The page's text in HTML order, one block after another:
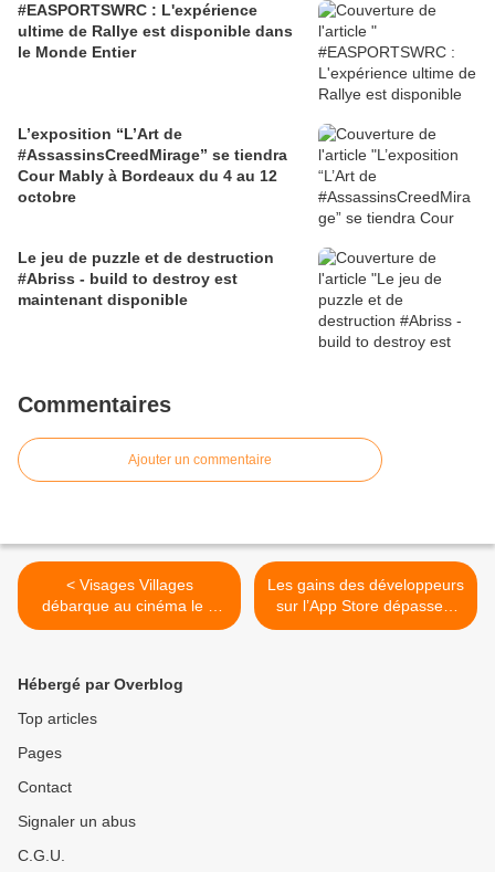
#EASPORTSWRC : L'expérience
ultime de Rallye est disponible dans
le Monde Entier
L’exposition “L’Art de
#AssassinsCreedMirage” se tiendra
Cour Mably à Bordeaux du 4 au 12
octobre
Le jeu de puzzle et de destruction
#Abriss - build to destroy est
maintenant disponible
Commentaires
Ajouter un commentaire
< Visages Villages
débarque au cinéma le 5
juillet 2017
Les gains des développeurs
sur l’App Store dépassent
les 70 milliards de dollars >
Hébergé par Overblog
Top articles
Pages
Contact
Signaler un abus
C.G.U.